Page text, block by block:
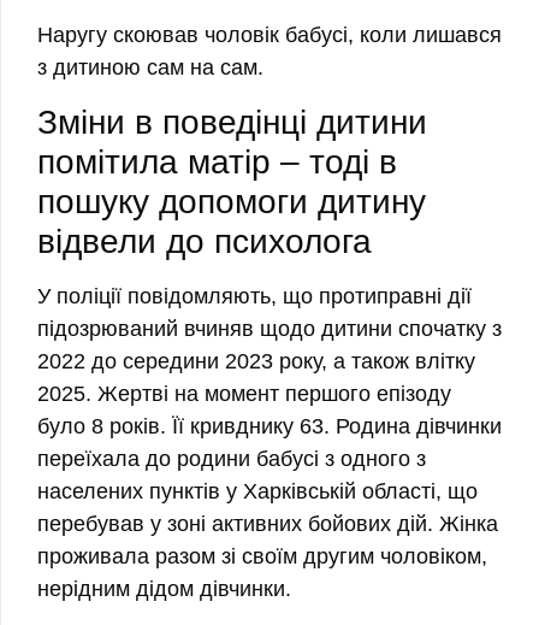
Наругу скоював чоловік бабусі, коли лишався
з дитиною сам на сам.
Зміни в поведінці дитини
помітила матір – тоді в
пошуку допомоги дитину
відвели до психолога
У поліції повідомляють, що протиправні дії
підозрюваний вчиняв щодо дитини спочатку з
2022 до середини 2023 року, а також влітку
2025. Жертві на момент першого епізоду
було 8 років. Її кривднику 63. Родина дівчинки
переїхала до родини бабусі з одного з
населених пунктів у Харківській області, що
перебував у зоні активних бойових дій. Жінка
проживала разом зі своїм другим чоловіком,
нерідним дідом дівчинки.